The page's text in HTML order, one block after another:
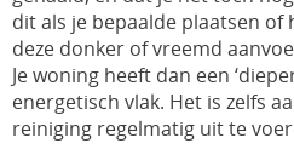
dit als je bepaalde plaatsen of
deze donker of vreemd
Je woning heeft dan een
energetisch vlak. Het is zelfs
reiniging regelmatig uit te